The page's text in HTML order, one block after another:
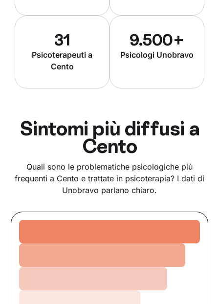
31
Psicoterapeuti a
Cento
9.500+
Psicologi Unobravo
Sintomi più diffusi a
Cento
Quali sono le problematiche psicologiche più
frequenti a Cento e trattate in psicoterapia? I dati di
Unobravo parlano chiaro.